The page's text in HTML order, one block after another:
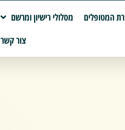
המטופלים מסלולי רישיון ומרשם
צור קשר